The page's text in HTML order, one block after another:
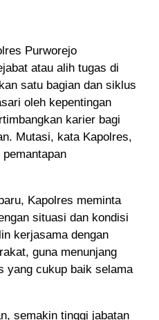
Purworejo
atau alih tugas di
satu bagian dan siklus
oleh kepentingan
karier bagi
Mutasi, kata Kapolres,
Kapolres meminta
situasi dan kondisi
kerjasama dengan
guna menunjang
yang cukup baik selama
semakin tinggi jabatan